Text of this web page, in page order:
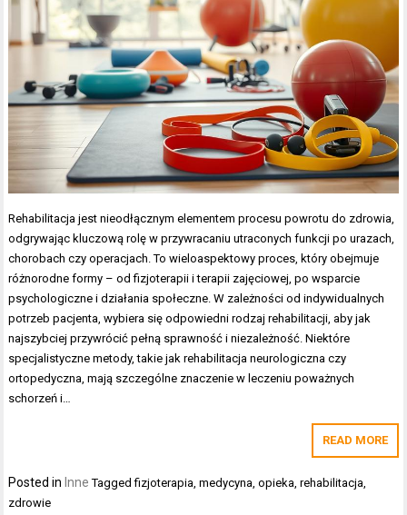
Rehabilitacja jest nieodłącznym elementem procesu powrotu do zdrowia,
odgrywając kluczową rolę w przywracaniu utraconych funkcji po urazach,
chorobach czy operacjach. To wieloaspektowy proces, który obejmuje
różnorodne formy – od fizjoterapii i terapii zajęciowej, po wsparcie
psychologiczne i działania społeczne. W zależności od indywidualnych
potrzeb pacjenta, wybiera się odpowiedni rodzaj rehabilitacji, aby jak
najszybciej przywrócić pełną sprawność i niezależność. Niektóre
specjalistyczne metody, takie jak rehabilitacja neurologiczna czy
ortopedyczna, mają szczególne znaczenie w leczeniu poważnych
schorzeń i…
READ MORE
Posted in Inne Taggedfizjoterapia,medycyna,opieka,rehabilitacja,
zdrowie